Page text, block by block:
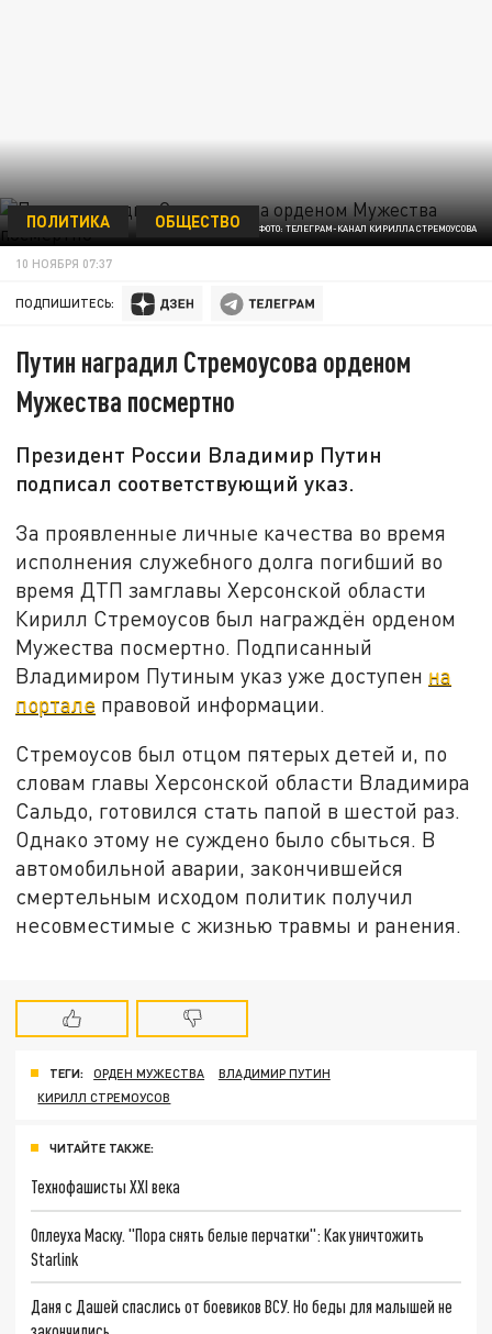
ФОТО: ТЕЛЕГРАМ-КАНАЛ КИРИЛЛА СТРЕМОУСОВА
ПОЛИТИКА ОБЩЕСТВО
10 НОЯБРЯ 07:37
ПОДПИШИТЕСЬ:
Путин наградил Стремоусова орденом
Мужества посмертно
Президент России Владимир Путин
подписал соответствующий указ.
За проявленные личные качества во время
исполнения служебного долга погибший во
время ДТП замглавы Херсонской области
Кирилл Стремоусов был награждён орденом
Мужества посмертно. Подписанный
Владимиром Путиным указ уже доступен на
портале правовой информации.
Стремоусов был отцом пятерых детей и, по
словам главы Херсонской области Владимира
Сальдо, готовился стать папой в шестой раз.
Однако этому не суждено было сбыться. В
автомобильной аварии, закончившейся
смертельным исходом политик получил
несовместимые с жизнью травмы и ранения.
ТЕГИ: ОРДЕН МУЖЕСТВА
ВЛАДИМИР ПУТИН
КИРИЛЛ СТРЕМОУСОВ
ЧИТАЙТЕ ТАКЖЕ:
Технофашисты XXI века
Оплеуха Маску. "Пора снять белые перчатки": Как уничтожить
Starlink
Даня с Дашей спаслись от боевиков ВСУ. Но беды для малышей не